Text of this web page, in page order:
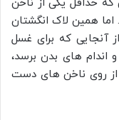
حداقل یکی از ناخن
همین لاک انگشتان
آنجایی که برای غسل
های بدن برسد،
روی ناخن های دست